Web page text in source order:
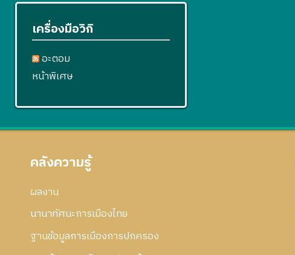
เครื่องมือวิกิ
อะตอม
หน้าพิเศษ
คลังความรู้
ผลงาน
นานาทัศนะการเมืองไทย
ฐานข้อมูลการเมืองการปกครอง